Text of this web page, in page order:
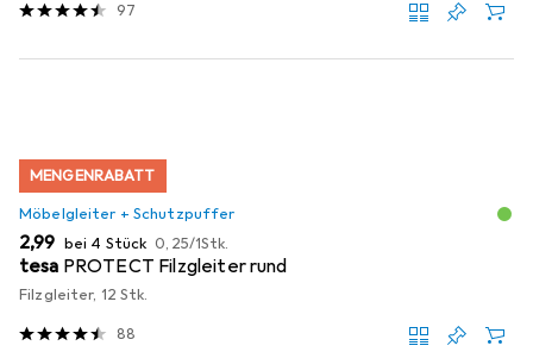
97
MENGENRABATT
Möbelgleiter + Schutzpuffer
EUR
2,99 bei 4 Stück EUR
0,25/1Stk.
tesa PROTECT Filzgleiter rund
Filzgleiter, 12 Stk.
88